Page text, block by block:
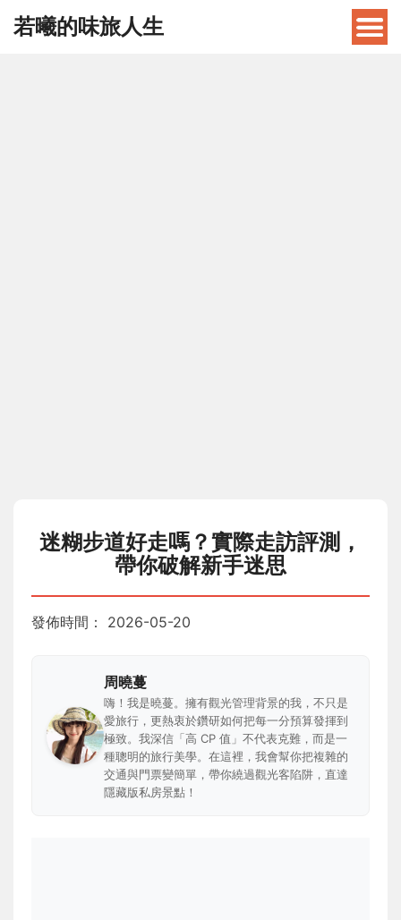
若曦的味旅人生
迷糊步道好走嗎？實際走訪評測，
帶你破解新手迷思
發佈時間： 2026-05-20
周曉蔓
嗨！我是曉蔓。擁有觀光管理背景的我，不只是
愛旅行，更熱衷於鑽研如何把每一分預算發揮到
極致。我深信「高 CP 值」不代表克難，而是一
種聰明的旅行美學。在這裡，我會幫你把複雜的
交通與門票變簡單，帶你繞過觀光客陷阱，直達
隱藏版私房景點！